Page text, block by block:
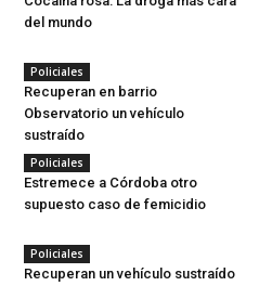
del mundo
Policiales
Recuperan en barrio
Observatorio un vehículo
sustraído
Policiales
Estremece a Córdoba otro
supuesto caso de femicidio
Policiales
Recuperan un vehículo sustraído